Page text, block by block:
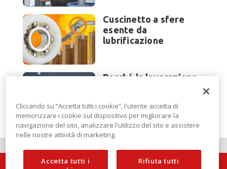
Cuscinetto a sfere
esente da
lubrificazione
Perché la lavorazione
EuroBLECH 2026?
Cliccando su “Accetta tutti i cookie”, l'utente accetta di
memorizzare i cookie sul dispositivo per migliorare la
navigazione del sito, analizzare l'utilizzo del sito e assistere
nelle nostre attività di marketing.
Accetta tutti i
Rifiuta tutti